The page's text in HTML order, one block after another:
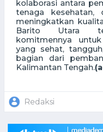
kolaborasi antara
tenaga kesehatan,
meningkatkan
Barito Utara
komitmennya
yang sehat,
bagian dari
Kalimantan Tengah.
Redaksi